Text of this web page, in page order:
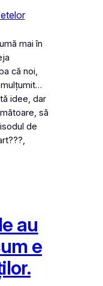
mai în
că noi,
idee, dar
să
de
au
e